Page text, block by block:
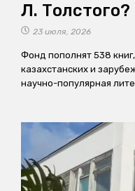
Л. Толстого?
23 июля, 2026
Фонд пополнят 538
казахстанских и
научно-популярная